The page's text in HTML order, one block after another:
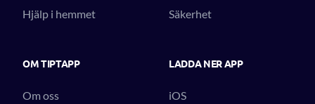
Hjälp i hemmet Säkerhet
OM TIPTAPP
Om oss
LADDA NER APP
iOS